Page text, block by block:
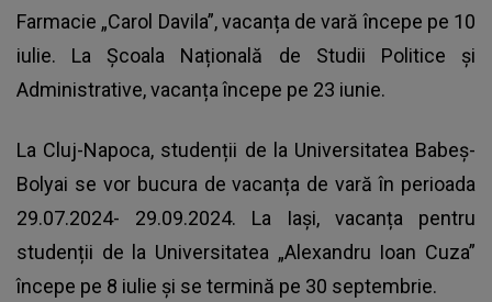
Farmacie „Carol Davila”, vacanța de vară începe pe 10
iulie. La Școala Națională de Studii Politice și
Administrative, vacanța începe pe 23 iunie.
La Cluj-Napoca, studenții de la Universitatea Babeș-
Bolyai se vor bucura de vacanța de vară în perioada
29.07.2024- 29.09.2024. La Iași, vacanța pentru
studenții de la Universitatea „Alexandru Ioan Cuza”
începe pe 8 iulie și se termină pe 30 septembrie.